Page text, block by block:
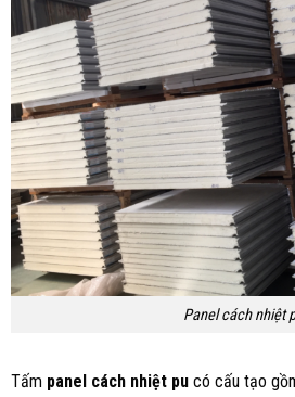
Panel cách nhiệt
Tấm panel cách nhiệt pu có cấu tạo